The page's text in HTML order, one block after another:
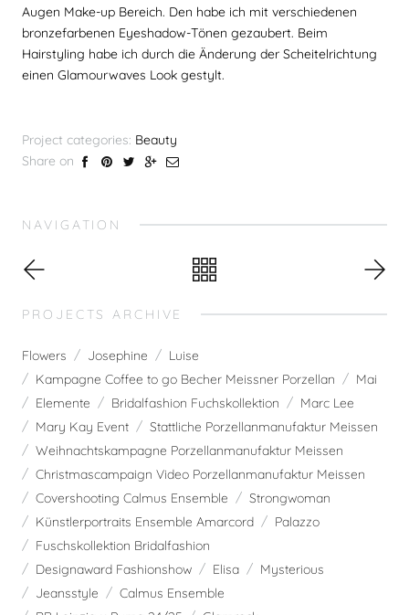
Augen Make-up Bereich. Den habe ich mit verschiedenen
bronzefarbenen Eyeshadow-Tönen gezaubert. Beim
Hairstyling habe ich durch die Änderung der Scheitelrichtung
einen Glamourwaves Look gestylt.
Project categories: Beauty
Share on
NAVIGATION
PROJECTS ARCHIVE
Flowers Josephine
Luise
Kampagne Coffee to go Becher Meissner Porzellan
Mai
Elemente
Bridalfashion Fuchskollektion
Marc Lee
Mary Kay Event
Stattliche Porzellanmanufaktur Meissen
Weihnachtskampagne Porzellanmanufaktur Meissen
Christmascampaign Video Porzellanmanufaktur Meissen
Covershooting Calmus Ensemble
Strongwoman
Künstlerportraits Ensemble Amarcord
Palazzo
Fuschskollektion Bridalfashion
Designaward Fashionshow
Elisa
Mysterious
Jeansstyle
Calmus Ensemble